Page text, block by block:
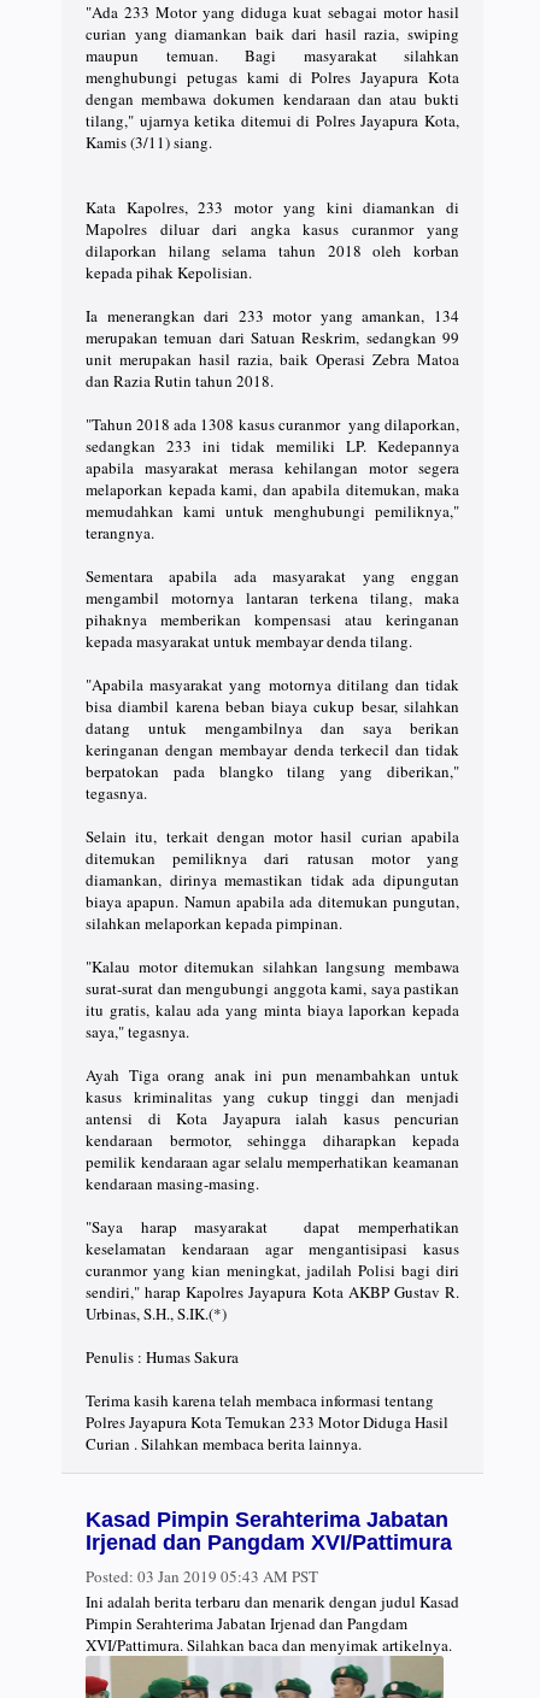
"Ada 233 Motor yang diduga kuat sebagai motor hasil
curian yang diamankan baik dari hasil razia, swiping
maupun temuan. Bagi masyarakat silahkan
menghubungi petugas kami di Polres Jayapura Kota
dengan membawa dokumen kendaraan dan atau bukti
tilang," ujarnya ketika ditemui di Polres Jayapura Kota,
Kamis (3/11) siang.
Kata Kapolres, 233 motor yang kini diamankan di
Mapolres diluar dari angka kasus curanmor yang
dilaporkan hilang selama tahun 2018 oleh korban
kepada pihak Kepolisian.
Ia menerangkan dari 233 motor yang amankan, 134
merupakan temuan dari Satuan Reskrim, sedangkan 99
unit merupakan hasil razia, baik Operasi Zebra Matoa
dan Razia Rutin tahun 2018.
"Tahun 2018 ada 1308 kasus curanmor yang dilaporkan,
sedangkan 233 ini tidak memiliki LP. Kedepannya
apabila masyarakat merasa kehilangan motor segera
melaporkan kepada kami, dan apabila ditemukan, maka
memudahkan kami untuk menghubungi pemiliknya,"
terangnya.
Sementara apabila ada masyarakat yang enggan
mengambil motornya lantaran terkena tilang, maka
pihaknya memberikan kompensasi atau keringanan
kepada masyarakat untuk membayar denda tilang.
"Apabila masyarakat yang motornya ditilang dan tidak
bisa diambil karena beban biaya cukup besar, silahkan
datang untuk mengambilnya dan saya berikan
keringanan dengan membayar denda terkecil dan tidak
berpatokan pada blangko tilang yang diberikan,"
tegasnya.
Selain itu, terkait dengan motor hasil curian apabila
ditemukan pemiliknya dari ratusan motor yang
diamankan, dirinya memastikan tidak ada dipungutan
biaya apapun. Namun apabila ada ditemukan pungutan,
silahkan melaporkan kepada pimpinan.
"Kalau motor ditemukan silahkan langsung membawa
surat-surat dan mengubungi anggota kami, saya pastikan
itu gratis, kalau ada yang minta biaya laporkan kepada
saya," tegasnya.
Ayah Tiga orang anak ini pun menambahkan untuk
kasus kriminalitas yang cukup tinggi dan menjadi
antensi di Kota Jayapura ialah kasus pencurian
kendaraan bermotor, sehingga diharapkan kepada
pemilik kendaraan agar selalu memperhatikan keamanan
kendaraan masing-masing.
"Saya harap masyarakat dapat memperhatikan
keselamatan kendaraan agar mengantisipasi kasus
curanmor yang kian meningkat, jadilah Polisi bagi diri
sendiri," harap Kapolres Jayapura Kota AKBP Gustav R.
Urbinas, S.H., S.IK.(*)
Penulis : Humas Sakura
Terima kasih karena telah membaca informasi tentang
Polres Jayapura Kota Temukan 233 Motor Diduga Hasil
Curian . Silahkan membaca berita lainnya.
Kasad Pimpin Serahterima Jabatan
Irjenad dan Pangdam XVI/Pattimura
Posted: 03 Jan 2019 05:43 AM PST
Ini adalah berita terbaru dan menarik dengan judul Kasad
Pimpin Serahterima Jabatan Irjenad dan Pangdam
XVI/Pattimura. Silahkan baca dan menyimak artikelnya.